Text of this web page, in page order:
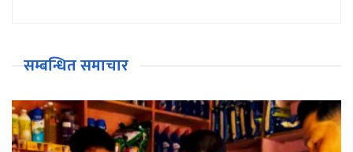
सम्बन्धित समाचार